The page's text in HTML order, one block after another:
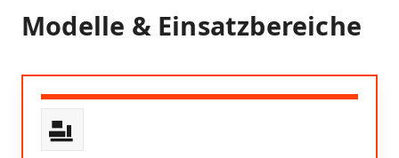
Modelle & Einsatzbereiche